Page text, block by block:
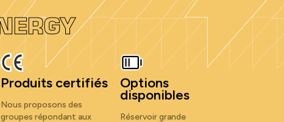
Produits certifiés
Nous proposons des
groupes répondant aux
Options
disponibles
Réservoir grande